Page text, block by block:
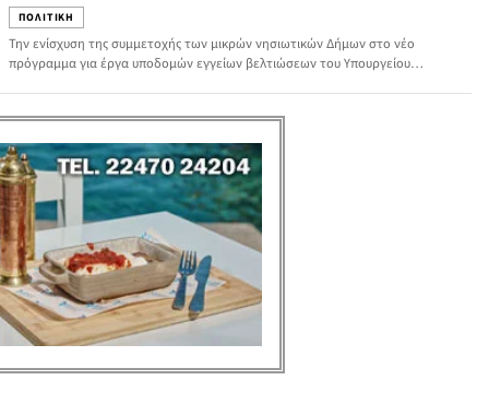
ΔΉΜΩΝ ΣΤΟ ΝΈΟ ΠΡΌΓΡΑΜΜΑ ΑΡΔΕΥΤΙΚΏΝ ΈΡΓΩΝ
ΠΟΛΙΤΙΚΗ
Την ενίσχυση της συμμετοχής των μικρών νησιωτικών Δήμων στο νέο
πρόγραμμα για έργα υποδομών εγγείων βελτιώσεων του Υπουργείου